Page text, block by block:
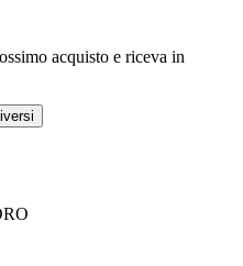
acquisto e riceva in